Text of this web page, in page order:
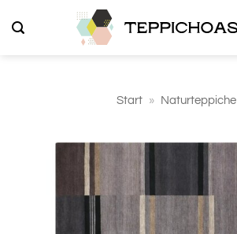
Inhalt
Start » Naturteppiche